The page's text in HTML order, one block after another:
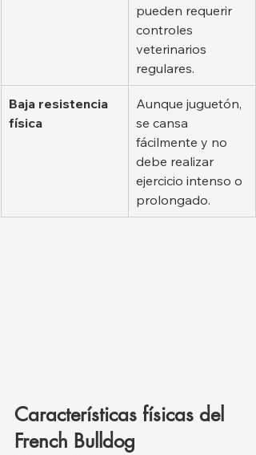
pueden requerir
controles
veterinarios
regulares.
Baja resistencia
física
Aunque juguetón,
se cansa
fácilmente y no
debe realizar
ejercicio intenso o
prolongado.
Características físicas del
French Bulldog